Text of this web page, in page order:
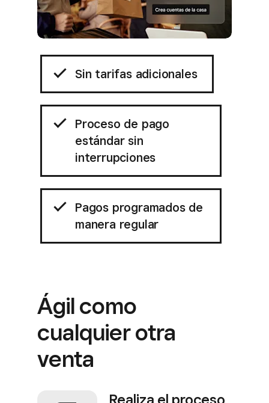
Sin tarifas adicionales
Proceso de pago
estándar sin
interrupciones
Pagos programados de
manera regular
Ágil como
cualquier otra
venta